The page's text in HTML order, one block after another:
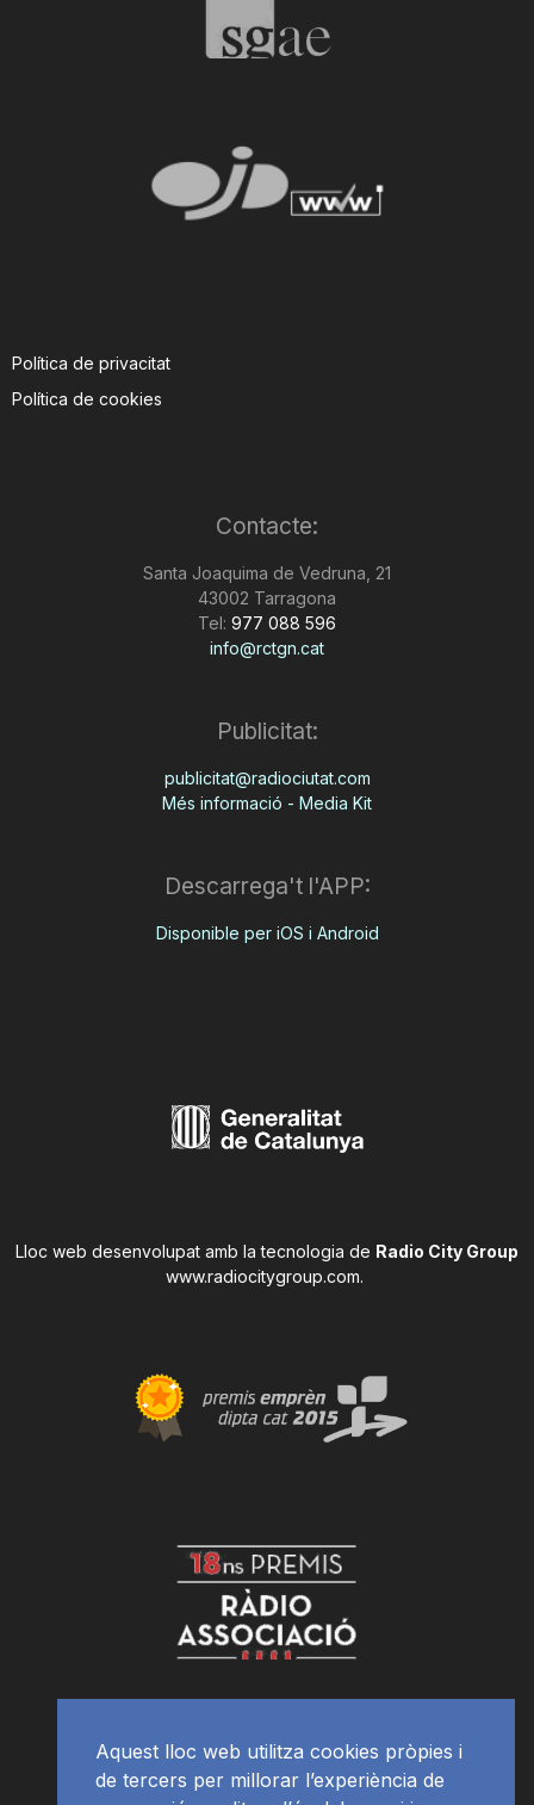
Política de privacitat
Política de cookies
Contacte:
Santa Joaquima de Vedruna, 21
43002 Tarragona
Tel: 977 088 596
info@rctgn.cat
Publicitat:
publicitat@radiociutat.com
Més informació - Media Kit
Descarrega't l'APP:
Disponible per iOS i Android
Lloc web desenvolupat amb la tecnologia de Radio City Group
www.radiocitygroup.com.
Aquest lloc web utilitza cookies pròpies i
de tercers per millorar l’experiència de